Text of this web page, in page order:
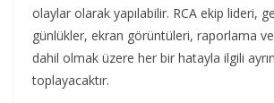
olaylar olarak yapılabilir. RCA ekip lideri,
günlükler, ekran görüntüleri, raporlama
dahil olmak üzere her bir hatayla ilgili
toplayacaktır.